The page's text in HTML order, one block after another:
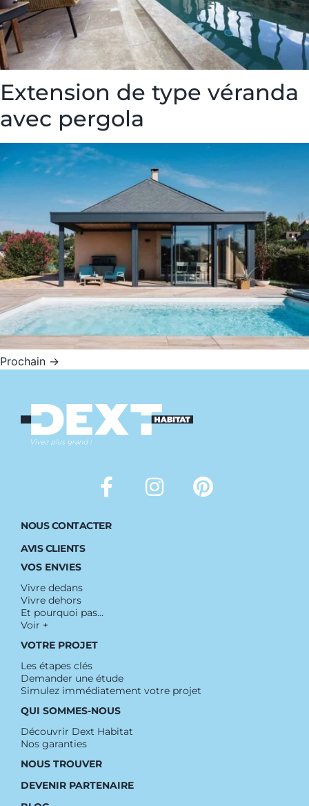
Extension de type véranda
avec pergola
Prochain →
NOUS CONTACTER
AVIS CLIENTS
VOS ENVIES
Vivre dedans
Vivre dehors
Et pourquoi pas…
Voir +
VOTRE PROJET
Les étapes clés
Demander une étude
Simulez immédiatement votre projet
QUI SOMMES-NOUS
Découvrir Dext Habitat
Nos garanties
NOUS TROUVER
DEVENIR PARTENAIRE